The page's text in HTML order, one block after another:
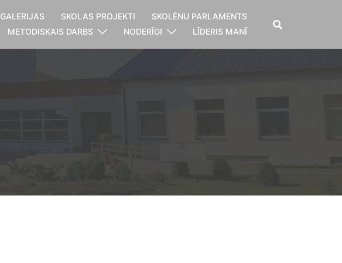
GALERIJAS SKOLAS PROJEKTI
SKOLĒNU PARLAMENTS
METODISKAIS DARBS NODERĪGI LĪDERIS MANĪ